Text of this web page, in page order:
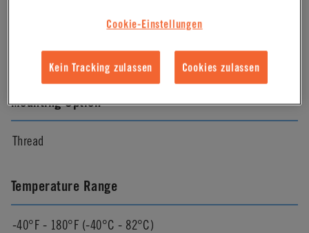
Chrome
Mounting Option
Thread
Temperature Range
-40°F - 180°F (-40°C - 82°C)
Cookie-Einstellungen
Kein Tracking zulassen Cookies zulassen